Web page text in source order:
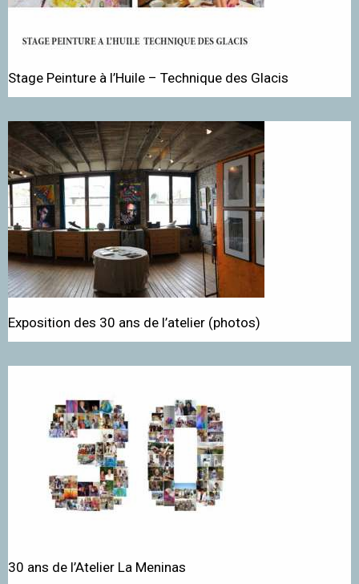
Stage Peinture à l’Huile – Technique des Glacis
Exposition des 30 ans de l’atelier (photos)
30 ans de l’Atelier La Meninas